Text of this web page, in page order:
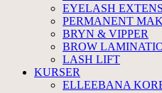
EYELASH
PERMANENT
BRYN & VIPPER
BROW
LASH LIFT
KURSER
ELLEEBANA